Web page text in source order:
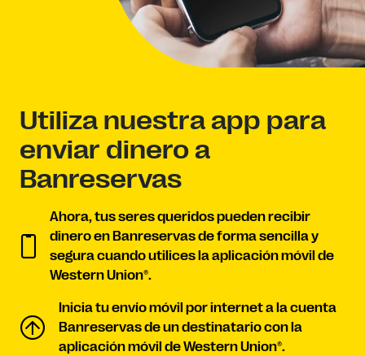
Utiliza nuestra app para
enviar dinero a
Banreservas
Ahora, tus seres queridos pueden recibir
dinero en Banreservas de forma sencilla y
segura cuando utilices la aplicación móvil de
Western Union®.
Inicia tu envío móvil por internet a la cuenta
Banreservas de un destinatario con la
aplicación móvil de Western Union®.